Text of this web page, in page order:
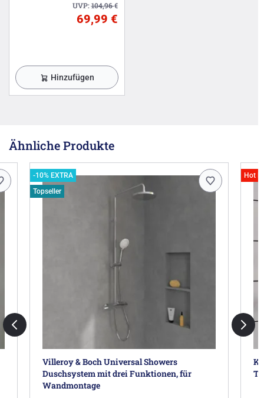
UVP:104,96€
69,99 €
Hinzufügen
Ähnliche Produkte
-10% EXTRA
Topseller
Villeroy & Boch Universal Showers
Duschsystem mit drei Funktionen, für
Wandmontage
Hot